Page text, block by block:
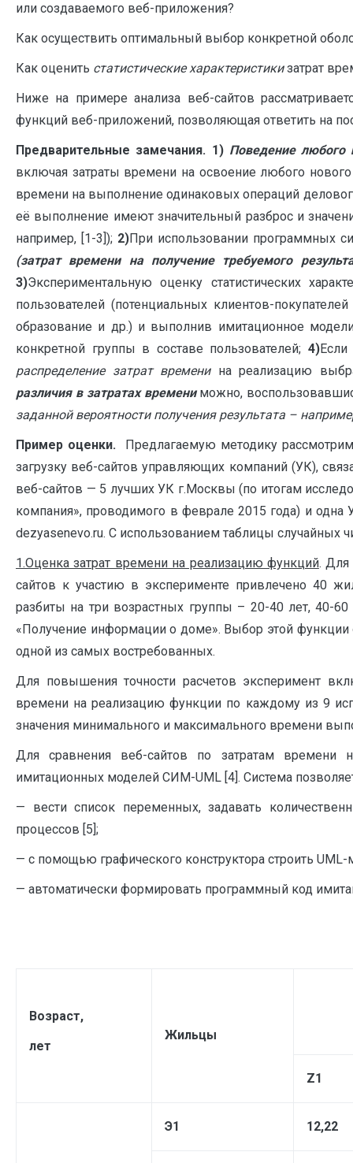
или создаваемого веб-приложения?
Как осуществить оптимальный выбор конкретной
Как оценить статистические характеристикизатрат
Ниже на примере анализа веб-сайтов
функций веб-приложений, позволяющая ответить на
Предварительные замечания. 1)Поведение любого
включая затраты времени на освоение любого
времени на выполнение одинаковых операций
её выполнение имеют значительный разброс и
например, [1-3]); 2)При использовании программных
(затрат времени на получение требуемого
3)Экспериментальную оценку статистических
пользователей (потенциальных клиентов-
образование и др.) и выполнив имитационное
конкретной группы в составе пользователей; 4)Если
распределение затрат временина реализацию
различия в затратах времениможно,
заданной вероятности получения результата –
Пример оценки.
Предлагаемую методику
загрузку веб-сайтов управляющих компаний (УК),
веб-сайтов — 5 лучших УК г.Москвы (по итогам
компания», проводимого в феврале 2015 года) и
dezyasenevo.ru. С использованием таблицы
1.Оценка затрат времени на реализацию функций. Для
сайтов к участию в эксперименте привлечено 40
разбиты на три возрастных группы – 20-40 лет, 40-
«Получение информации о доме». Выбор этой
одной из самых востребованных.
Для повышения точности расчетов эксперимент
времени на реализацию функции по каждому из 9
значения минимального и максимального времени
Для сравнения веб-сайтов по затратам времени
имитационных моделей СИМ-UML [4]. Система
— вести список переменных, задавать
процессов [5];
— с помощью графического конструктора строить
— автоматически формировать программный код
Возраст,
лет
Жильцы
Z1
Э1 12,22